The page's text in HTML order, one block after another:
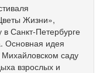
Жизни»,
Санкт-Петербурге
Основная идея
саду
взрослых и